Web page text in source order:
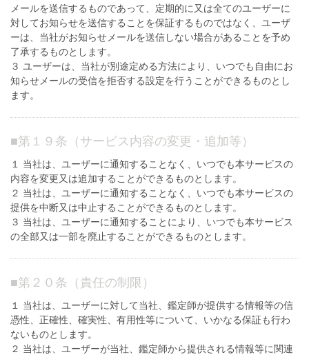
メールを送信するものであって、定期的に又は全てのユーザーに
対してお知らせを送信することを保証するものではなく、ユーザ
ーは、当社がお知らせメールを送信しない場合があることを予め
了承するものとします。
３ ユーザーは、当社が別途定める方法により、いつでも自由にお
知らせメールの受信を拒否する設定を行うことができるものとし
ます。
■第１９条（サービス内容の変更・追加等）
１ 当社は、ユーザーに通知することなく、いつでも本サービスの
内容を変更又は追加することができるものとします。
２ 当社は、ユーザーに通知することなく、いつでも本サービスの
提供を中断又は中止することができるものとします。
３ 当社は、ユーザーに通知することにより、いつでも本サービス
の全部又は一部を廃止することができるものとします。
■第２０条（責任の制限）
１ 当社は、ユーザーに対して当社、鑑定師が提供する情報等の信
憑性、正確性、確実性、有用性等について、いかなる保証も行わ
ないものとします。
２ 当社は、ユーザーが当社、鑑定師から提供される情報等に関連